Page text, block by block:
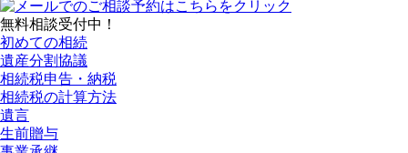
無料相談受付中！
初めての相続
遺産分割協議
相続税申告・納税
相続税の計算方法
遺言
生前贈与